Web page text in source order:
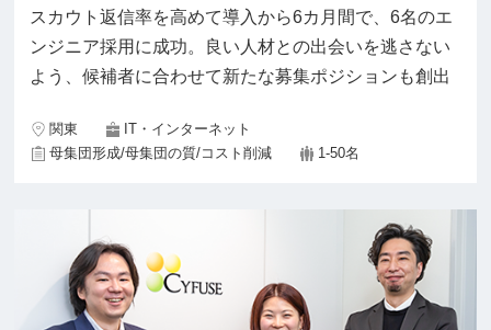
スカウト返信率を高めて導入から6カ月間で、6名のエ
ンジニア採用に成功。良い人材との出会いを逃さない
よう、候補者に合わせて新たな募集ポジションも創出
関東
IT・インターネット
母集団形成/母集団の質/コスト削減
1-50名